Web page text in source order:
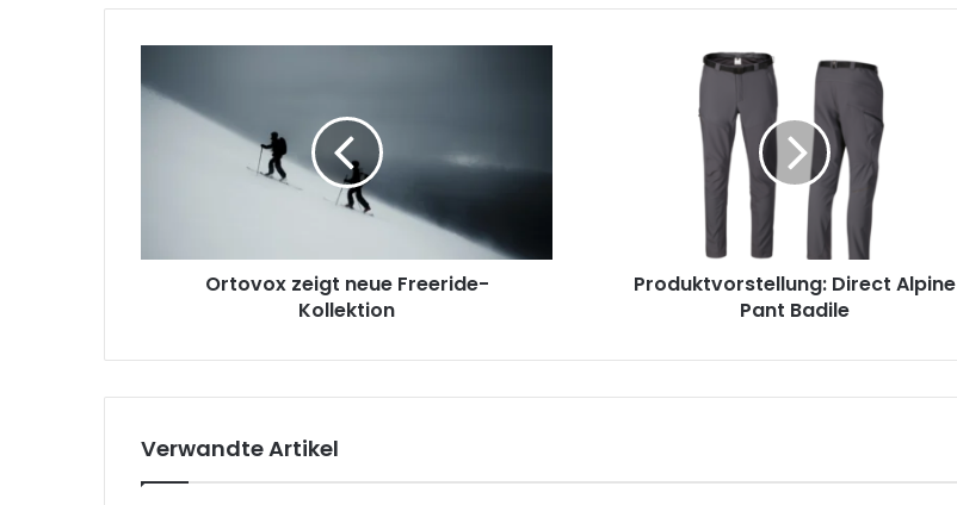
zeigt
neue
Ortovox zeigt neue Freeride-
Kollektion
Produktvorstellung:
Produktvorstellung: Direct Alpine
Pant Badile
Verwandte Artikel